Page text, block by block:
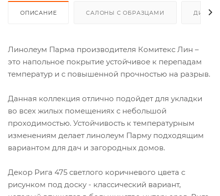
ОПИСАНИЕ САЛОНЫ С ОБРАЗЦАМИ
Линолеум Парма производителя Комитекс Лин –
это напольное покрытие устойчивое к перепадам
температур и с повышенной прочностью на разрыв.
Данная коллекция отлично подойдет для укладки
во всех жилых помещениях с небольшой
проходимостью. Устойчивость к температурным
изменениям делает линолеум Парму подходящим
вариантом для дач и загородных домов.
Декор Рига 475 светлого коричневого цвета с
рисунком под доску - классический вариант,